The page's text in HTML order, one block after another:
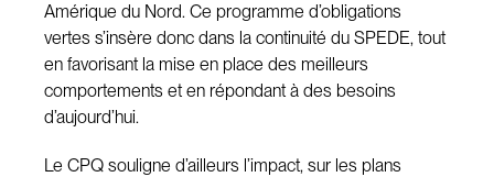
Amérique du Nord. Ce programme d’obligations
vertes s’insère donc dans la continuité du SPEDE, tout
en favorisant la mise en place des meilleurs
comportements et en répondant à des besoins
d’aujourd’hui.
Le CPQ souligne d’ailleurs l’impact, sur les plans